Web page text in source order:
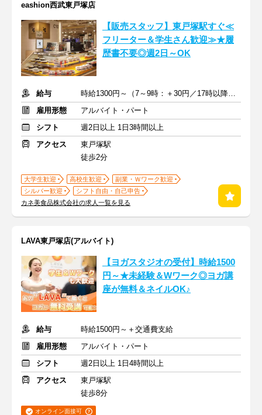
eashion西武東戸塚店
【販売スタッフ】東戸塚駅すぐ≪
フリーター＆学生さん歓迎≫★履
歴書不要◎週2日～OK
給与
時給1300円～（7～9時：＋30円／17時以降：＋30円）+交通費支給
雇用形態
アルバイト・パート
シフト
週2日以上 1日3時間以上
アクセス
東戸塚駅
徒歩2分
大学生歓迎 高校生歓迎
副業・Ｗワーク歓迎
シルバー歓迎
シフト自由・自己申告
カネ美食品株式会社の求人一覧を見る
LAVA東戸塚店(アルバイト)
【ヨガスタジオの受付】時給1500
円～★未経験＆Wワーク◎ヨガ講
座が無料＆ネイルOK♪
給与
時給1500円～＋交通費支給
雇用形態
アルバイト・パート
シフト
週2日以上 1日4時間以上
アクセス
東戸塚駅
徒歩8分
オンライン面接可